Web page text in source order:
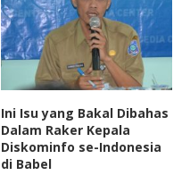
Ini Isu yang Bakal Dibahas
Dalam Raker Kepala
Diskominfo se-Indonesia
di Babel